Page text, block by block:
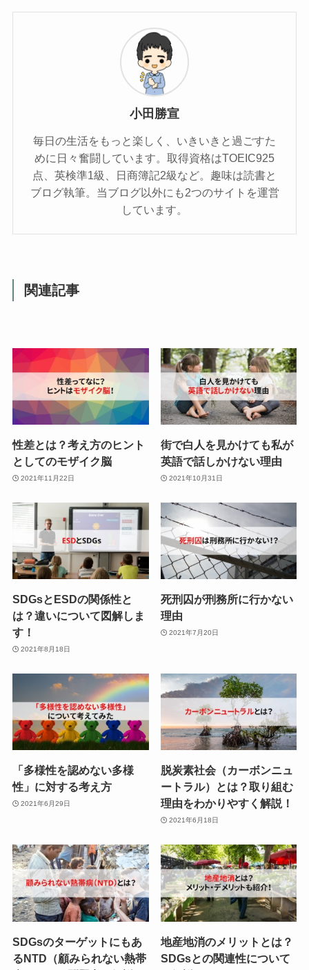
小田勝宣
毎日の生活をもっと楽しく、いきいきと過ごすた
めに日々奮闘しています。取得資格はTOEIC925
点、英検準1級、日商簿記2級など。趣味は読書と
ブログ執筆。当ブログ以外にも2つのサイトを運営
しています。
関連記事
性差とは？考え方のヒント
としてのモザイク脳
2021年11月22日
街で白人を見かけても私が
英語で話しかけない理由
2021年10月31日
SDGsとESDの関係性と
は？違いについて図解しま
す！
2021年8月18日
死刑囚が刑務所に行かない
理由
2021年7月20日
「多様性を認めない多様
性」に対する考え方
2021年6月29日
脱炭素社会（カーボンニュ
ートラル）とは？取り組む
理由をわかりやすく解説！
2021年6月18日
SDGsのターゲットにもあ
るNTD（顧みられない熱帯
地産地消のメリットとは？
SDGsとの関連性について